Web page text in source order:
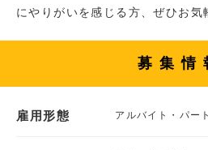
にやりがいを感じる方、ぜひお気
募集情
雇用形態 アルバイト・パート